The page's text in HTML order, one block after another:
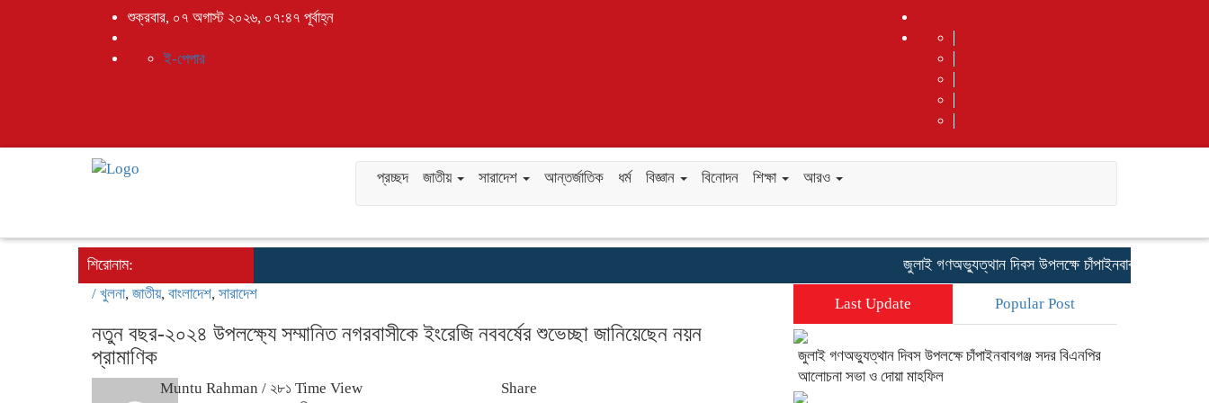
শুক্রবার, ০৭ অগাস্ট ২০২৬, ০৭:৪৭ পূর্বাহ্ন
ই-পেপার
প্রচ্ছদ জাতীয় সারাদেশ আন্তর্জাতিক ধর্ম বিজ্ঞান বিনোদন শিক্ষা আরও
শিরোনাম: জুলাই গণঅভ্যুত্থান দিবস উপলক্ষে চাঁপাইনবাবগঞ্জ সদর
/ খুলনা, জাতীয়, বাংলাদেশ, সারাদেশ
নতুন বছর-২০২৪ উপলক্ষ্যে সম্মানিত নগরবাসীকে ইংরেজি নববর্ষের শুভেচ্ছা জানিয়েছেন নয়ন
প্রামাণিক
Muntu Rahman / ২৮১ Time View
Share
Last Update Popular Post
জুলাই গণঅভ্যুত্থান দিবস উপলক্ষে চাঁপাইনবাবগঞ্জ সদর বিএনপির
আলোচনা সভা ও দোয়া মাহফিল